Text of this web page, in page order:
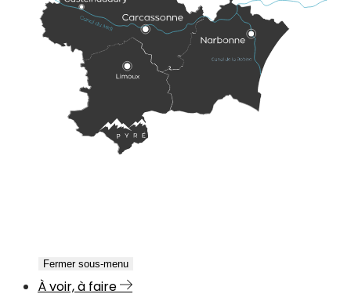
Fermer sous-menu
À voir, à faire